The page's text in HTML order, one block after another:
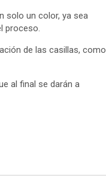
solo un color, ya sea
proceso.
de las casillas, como
al final se darán a